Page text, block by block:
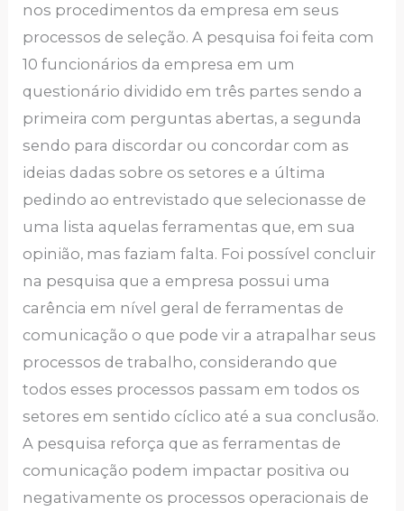
nos procedimentos da empresa em seus
processos de seleção. A pesquisa foi feita com
10 funcionários da empresa em um
questionário dividido em três partes sendo a
primeira com perguntas abertas, a segunda
sendo para discordar ou concordar com as
ideias dadas sobre os setores e a última
pedindo ao entrevistado que selecionasse de
uma lista aquelas ferramentas que, em sua
opinião, mas faziam falta. Foi possível concluir
na pesquisa que a empresa possui uma
carência em nível geral de ferramentas de
comunicação o que pode vir a atrapalhar seus
processos de trabalho, considerando que
todos esses processos passam em todos os
setores em sentido cíclico até a sua conclusão.
A pesquisa reforça que as ferramentas de
comunicação podem impactar positiva ou
negativamente os processos operacionais de